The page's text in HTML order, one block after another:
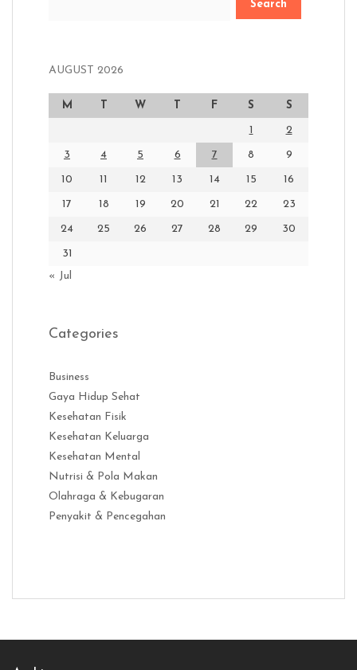
AUGUST 2026
M T W T F S S
1 2
3 4 5 6 7 8 9
10 11 12 13 14 15 16
17 18 19 20 21 22 23
24 25 26 27 28 29 30
31
« Jul
Categories
Business
Gaya Hidup Sehat
Kesehatan Fisik
Kesehatan Keluarga
Kesehatan Mental
Nutrisi & Pola Makan
Olahraga & Kebugaran
Penyakit & Pencegahan